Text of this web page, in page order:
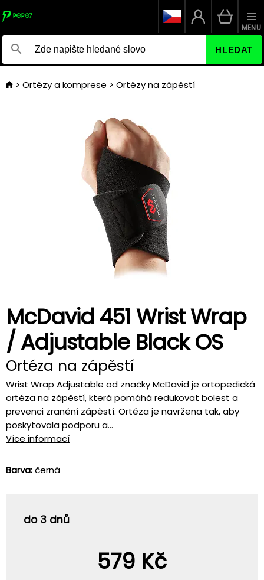
HLEDAT
MENU
Ortézy a komprese Ortézy na zápěstí
McDavid 451 Wrist Wrap
/ Adjustable Black OS
Ortéza na zápěstí
Wrist Wrap Adjustable od značky McDavid je ortopedická
ortéza na zápěstí, která pomáhá redukovat bolest a
prevenci zranění zápěstí. Ortéza je navržena tak, aby
poskytovala podporu a...
Více informací
Barva:černá
do 3 dnů
579 Kč